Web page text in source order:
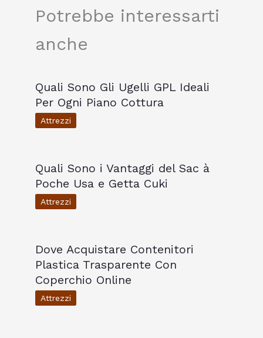
Potrebbe interessarti
anche
Quali Sono Gli Ugelli GPL Ideali
Per Ogni Piano Cottura
Attrezzi
Quali Sono i Vantaggi del Sac à
Poche Usa e Getta Cuki
Attrezzi
Dove Acquistare Contenitori
Plastica Trasparente Con
Coperchio Online
Attrezzi